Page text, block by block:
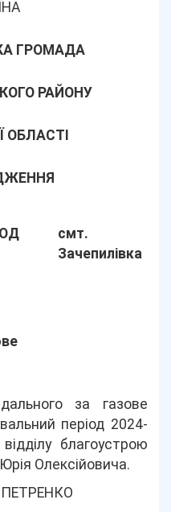
ГРОМАДА
РАЙОНУ
ОБЛАСТІ
смт.
Зачепилівка
за газове
період 2024-
благоустрою
Олексійовича.
ПЕТРЕНКО